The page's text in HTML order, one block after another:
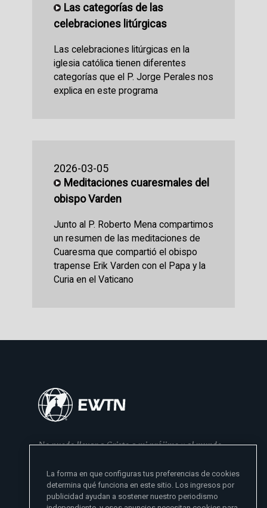
Las categorías de las
celebraciones litúrgicas
Las celebraciones litúrgicas en la
iglesia católica tienen diferentes
categorías que el P. Jorge Perales nos
explica en este programa
2026-03-05
Meditaciones cuaresmales del
obispo Varden
Junto al P. Roberto Mena compartimos
un resumen de las meditaciones de
Cuaresma que compartió el obispo
trapense Erik Varden con el Papa y la
Curia en el Vaticano
No puedo llevar a Cristo a mi prójimo y al mundo
- Madre Angelica
La forma en que configuras tus preferencias de cookies
determina qué funciona en este sitio. Los ingresos por
publicidad ayudan a sostener nuestro periodismo